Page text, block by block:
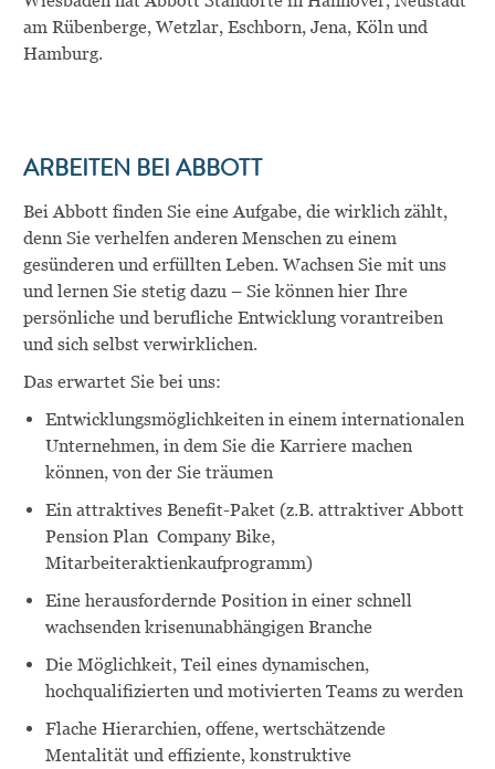
am Rübenberge, Wetzlar, Eschborn, Jena, Köln und
Hamburg.
ARBEITEN BEI ABBOTT
Bei Abbott finden Sie eine Aufgabe, die wirklich zählt,
denn Sie verhelfen anderen Menschen zu einem
gesünderen und erfüllten Leben. Wachsen Sie mit uns
und lernen Sie stetig dazu – Sie können hier Ihre
persönliche und berufliche Entwicklung vorantreiben
und sich selbst verwirklichen.
Das erwartet Sie bei uns:
Entwicklungsmöglichkeiten in einem internationalen
Unternehmen, in dem Sie die Karriere machen
können, von der Sie träumen
Ein attraktives Benefit-Paket (z.B. attraktiver Abbott
Pension Plan Company Bike,
Mitarbeiteraktienkaufprogramm)
Eine herausfordernde Position in einer schnell
wachsenden krisenunabhängigen Branche
Die Möglichkeit, Teil eines dynamischen,
hochqualifizierten und motivierten Teams zu werden
Flache Hierarchien, offene, wertschätzende
Mentalität und effiziente, konstruktive